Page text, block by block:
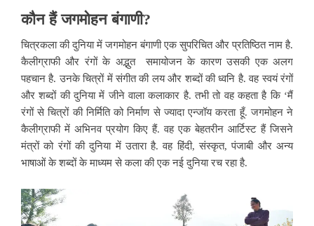
कौन हैं जगमोहन बंगाणी?
चित्रकला की दुनिया में जगमोहन बंगाणी एक सुपरिचित और प्रतिष्ठित नाम है.
कैलीग्राफी और रंगों के अद्भुत समायोजन के कारण उसकी एक अलग
पहचान है. उनके चित्रों में संगीत की लय और शब्दों की ध्वनि है.वह स्वयं रंगों
और शब्दों की दुनिया में जीने वाला कलाकार है. तभी तो वह कहता है कि ‘मैं
रंगों से चित्रों की निर्मिति को निर्माण से ज्यादा एन्जॉय करता हूँ. जगमोहन ने
कैलीग्राफी में अभिनव प्रयोग किए हैं. वह एक बेहतरीन आर्टिस्ट हैं जिसने
मंत्रों को रंगों की दुनिया में उतारा है. वह हिंदी, संस्कृत, पंजाबी और अन्य
भाषाओं के शब्दों के माध्यम से कला की एक नई दुनिया रच रहा है.